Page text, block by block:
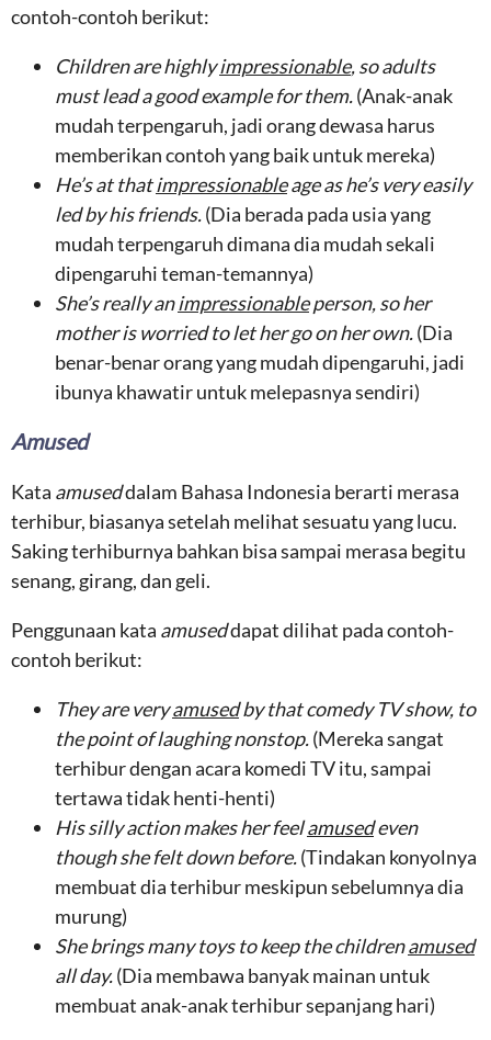
contoh-contoh berikut:
Children are highlyimpressionable, so adults
must lead a good example for them.(Anak-anak
mudah terpengaruh, jadi orang dewasa harus
memberikan contoh yang baik untuk mereka)
He’s at thatimpressionableage as he’s very easily
led by his friends.(Dia berada pada usia yang
mudah terpengaruh dimana dia mudah sekali
dipengaruhi teman-temannya)
She’s really animpressionableperson, so her
mother is worried to let her go on her own.(Dia
benar-benar orang yang mudah dipengaruhi, jadi
ibunya khawatir untuk melepasnya sendiri)
Amused
Kata amuseddalam Bahasa Indonesia berarti merasa
terhibur, biasanya setelah melihat sesuatu yang lucu.
Saking terhiburnya bahkan bisa sampai merasa begitu
senang, girang, dan geli.
Penggunaan kata amuseddapat dilihat pada contoh-
contoh berikut:
They are veryamusedby that comedy TV show, to
the point of laughing nonstop.(Mereka sangat
terhibur dengan acara komedi TV itu, sampai
tertawa tidak henti-henti)
His silly action makes her feelamusedeven
though she felt down before.(Tindakan konyolnya
membuat dia terhibur meskipun sebelumnya dia
murung)
She brings many toys to keep the childrenamused
all day.(Dia membawa banyak mainan untuk
membuat anak-anak terhibur sepanjang hari)